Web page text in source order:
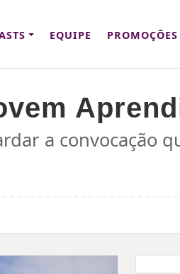
EQUIPE PROMOÇÕES
a convocação